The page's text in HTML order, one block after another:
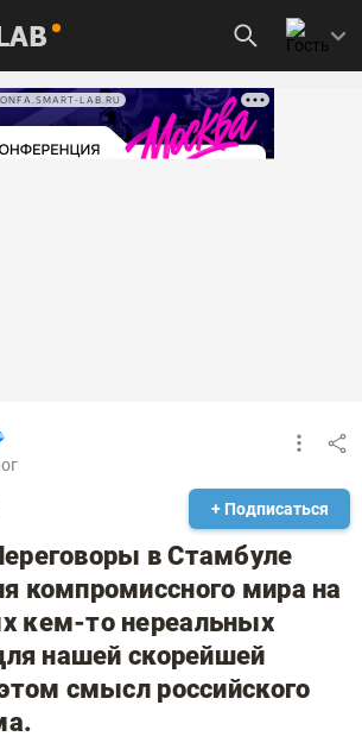
LAB.RU
+ Подписаться
в Стамбуле
компромиссного мира на
кем-то нереальных
нашей скорейшей
смысл российского